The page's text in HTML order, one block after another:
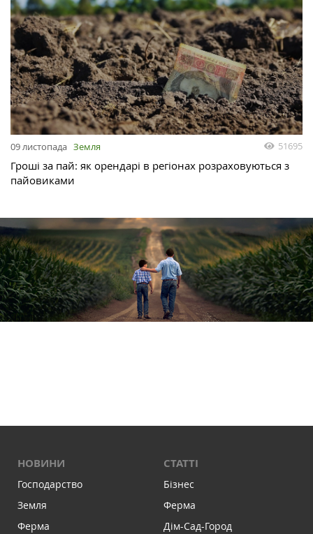
09 листопада Земля 51695
Гроші за пай: як орендарі в регіонах розраховуються з
пайовиками
НОВИНИ
Господарство
Земля
Ферма
СТАТТІ
Бізнес
Ферма
Дім-Сад-Город